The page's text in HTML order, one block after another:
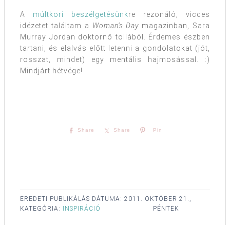
A múltkori beszélgetésünkre rezonáló, vicces
idézetet találtam a Woman’s Day magazinban, Sara
Murray Jordan doktornő tollából. Érdemes észben
tartani, és elalvás előtt letenni a gondolatokat (jót,
rosszat, mindet) egy mentális hajmosással. :)
Mindjárt hétvége!
Share Share Pin
EREDETI PUBLIKÁLÁS DÁTUMA: 2011. OKTÓBER 21.,
PÉNTEK
KATEGÓRIA: INSPIRÁCIÓ